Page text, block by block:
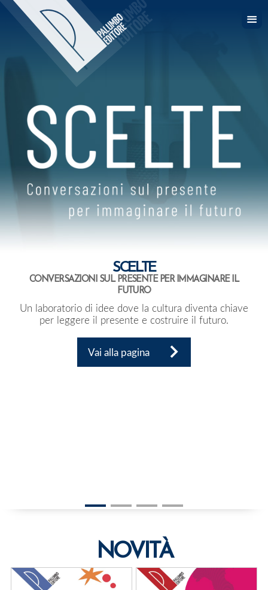
SCELTE
CONVERSAZIONI SUL PRESENTE PER IMMAGINARE IL
FUTURO
Un laboratorio di idee dove la cultura diventa chiave
per leggere il presente e costruire il futuro.
Vai alla pagina
NOVITÀ